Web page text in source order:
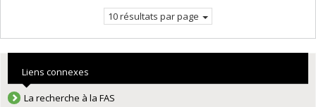
10 résultats par page
Liens connexes
La recherche à la FAS